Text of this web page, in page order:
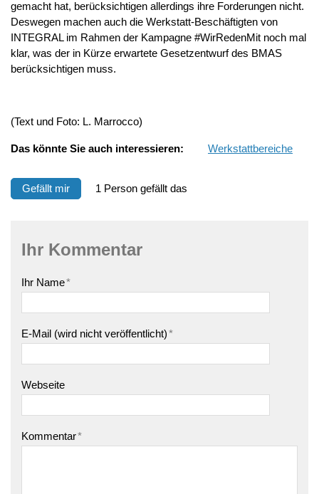
gemacht hat, berücksichtigen allerdings ihre Forderungen nicht.
Deswegen machen auch die Werkstatt-Beschäftigten von
INTEGRAL im Rahmen der Kampagne #WirRedenMit noch mal
klar, was der in Kürze erwartete Gesetzentwurf des BMAS
berücksichtigen muss.
(Text und Foto: L. Marrocco)
Das könnte Sie auch interessieren: Werkstattbereiche
Gefällt mir 1 Person gefällt das
Ihr Kommentar
Ihr Name*
E-Mail (wird nicht veröffentlicht)*
Webseite
Kommentar*